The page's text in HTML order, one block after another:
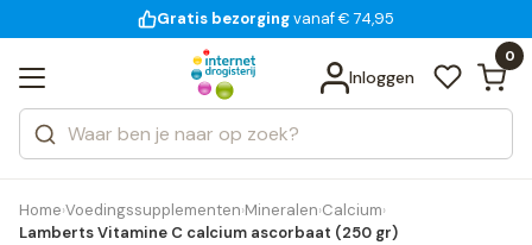
voor 18:00 uur besteld
Gratis bezorgingvanaf € 74,95
14 dagen bedenktijd
Inloggen
0
Zoeken
Categorieën
Merken
Bekijk alle resultaten
Home›Voedingssupplementen›Mineralen›Calcium›
Lamberts Vitamine C calcium ascorbaat (250 gr)